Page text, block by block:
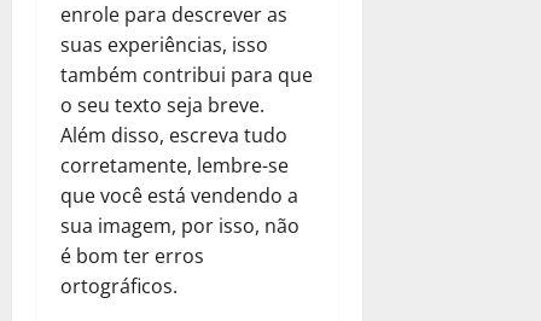
enrole para descrever as
suas experiências, isso
também contribui para que
o seu texto seja breve.
Além disso, escreva tudo
corretamente, lembre-se
que você está vendendo a
sua imagem, por isso, não
é bom ter erros
ortográficos.